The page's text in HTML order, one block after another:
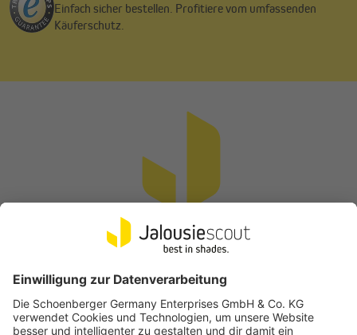
Echter Schutz vor Sonne und UV-Strahlung
Mit einem Sonnenschutzfaktor von 80–85 % reduziert die
Markise die Wärmeeinstrahlung spürbar und sorgt für ein
angenehmes Klima unter dem Tuch. Der UV-Schutz von 90 % und
die Zertifizierung UPF 50+ schützen dich und deine Familie
zuverlässig vor schädlicher Strahlung – ideal für
sonnenverwöhnte Tage im Freien.
Flexibel montiert, zeitlos schön
Einfach sicher bestellen. Profitiere vom umfassenden
Käuferschutz.
Vertrag widerrufen